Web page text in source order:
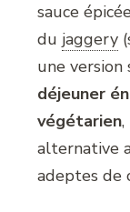
sauce
du jaggery
une version
déjeuner
végétarien
alternative
adeptes de